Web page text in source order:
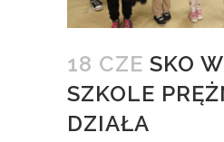
18 CZE SKO
SZKOLE
DZIAŁA